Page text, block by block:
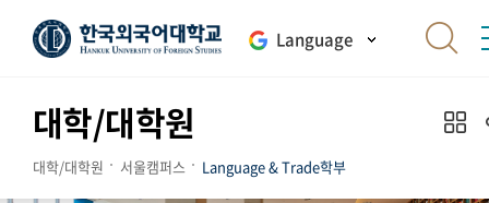
Language
대학/대학원
대학/대학원 서울캠퍼스 Language & Trade학부